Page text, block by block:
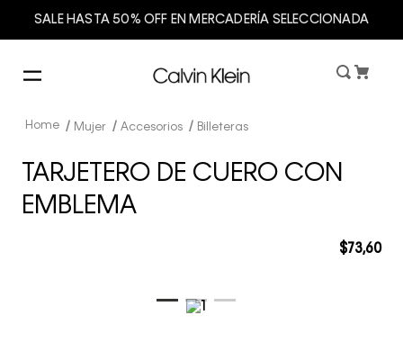
SALE HASTA 50% OFF EN MERCADERÍA SELECCIONADA
Mujer Accesorios Billeteras
TARJETERO DE CUERO CON
EMBLEMA
$73,60